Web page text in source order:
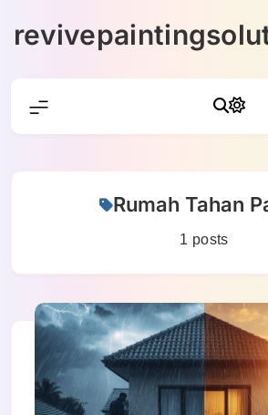
Rumah Tahan
1 posts